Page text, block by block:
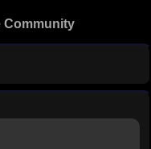
Community